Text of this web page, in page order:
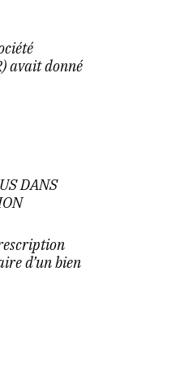
avait donné
DANS
d’un bien